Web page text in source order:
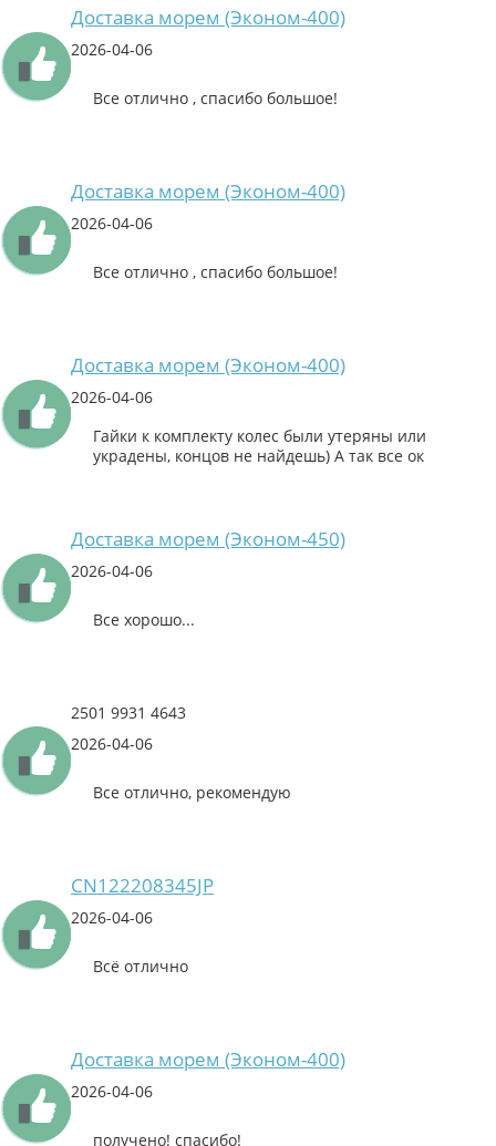
Доставка морем (Эконом-400)
2026-04-06
Все отлично , спасибо большое!
Доставка морем (Эконом-400)
2026-04-06
Все отлично , спасибо большое!
Доставка морем (Эконом-400)
2026-04-06
Гайки к комплекту колес были утеряны или
украдены, концов не найдешь) А так все ок
Доставка морем (Эконом-450)
2026-04-06
Все хорошо...
2501 9931 4643
2026-04-06
Все отлично, рекомендую
CN122208345JP
2026-04-06
Всё отлично
Доставка морем (Эконом-400)
2026-04-06
получено! спасибо!